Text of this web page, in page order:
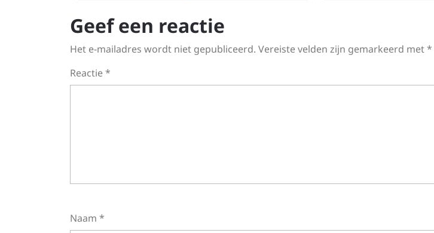
Geef een reactie
Het e-mailadres wordt niet gepubliceerd. Vereiste velden zijn gemarkeerd met*
Reactie*
Naam *